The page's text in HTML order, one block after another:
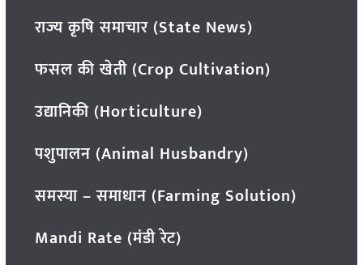
राज्य कृषि समाचार (State News)
फसल की खेती (Crop Cultivation)
उद्यानिकी (Horticulture)
पशुपालन (Animal Husbandry)
समस्या – समाधान (Farming Solution)
Mandi Rate (मंडी रेट)